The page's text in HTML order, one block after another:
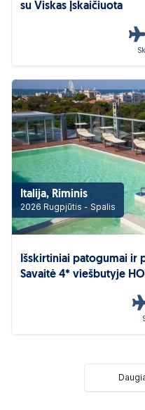
su Viskas Įskaičiuota
Italija, Riminis
2026 Rugpjūtis - Spalis
Išskirtiniai patogumai ir
Savaitė 4* viešbutyje